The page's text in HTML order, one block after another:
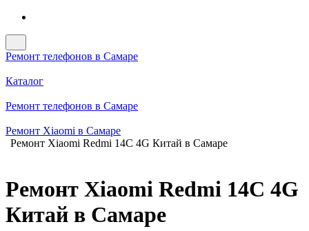
Ремонт телефонов в Самаре
Каталог
Ремонт телефонов в Самаре
Ремонт Xiaomi в Самаре
Ремонт Xiaomi Redmi 14C 4G Китай в Самаре
Ремонт Xiaomi Redmi 14C 4G
Китай в Самаре